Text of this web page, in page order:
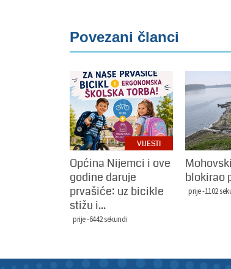
Povezani članci
VIJESTI
Općina Nijemci i ove
godine daruje
prvašiće: uz bicikle
stižu i...
prije -6442 sekundi
blokirao
prije -1102